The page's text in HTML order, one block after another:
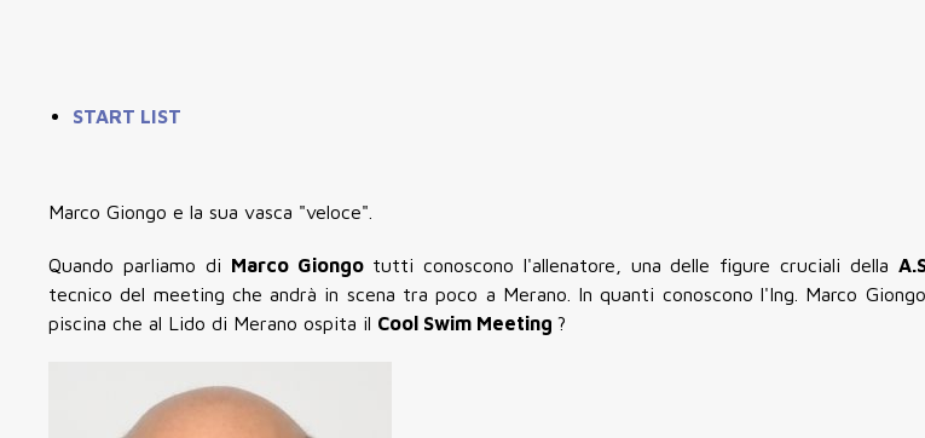
START LIST
Marco Giongo e la sua vasca "veloce".
Quando parliamo di Marco Giongo tutti conoscono l'allenatore, una delle figure cruciali della
tecnico del meeting che andrà in scena tra poco a Merano. In quanti conoscono l'Ing. Marco
piscina che al Lido di Merano ospita il Cool Swim Meeting ?